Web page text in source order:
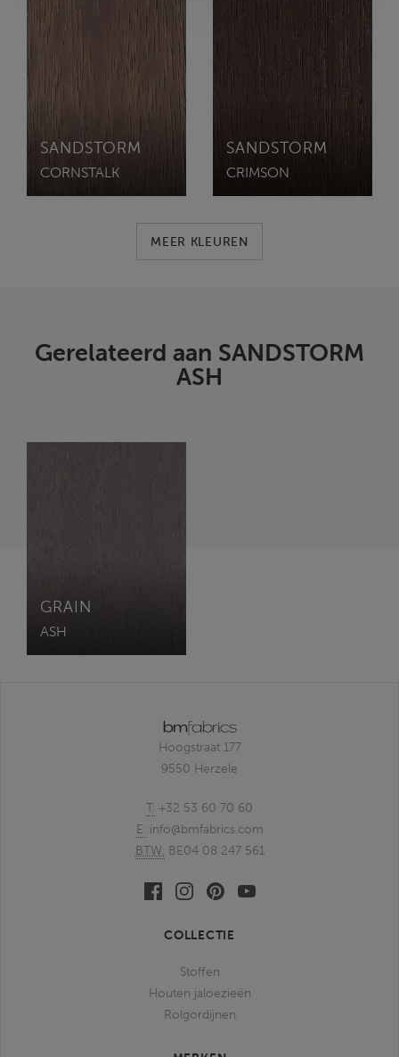
SANDSTORM
CORNSTALK
SANDSTORM
CRIMSON
MEER KLEUREN
Gerelateerd aan SANDSTORM
ASH
GRAIN
ASH
Hoogstraat 177
9550 Herzele
T: +32 53 60 70 60
E: info@bmfabrics.com
BTW: BE04 08 247 561
FacebookLinkedinPinterestYoutube
COLLECTIE
Stoffen
Houten jaloezieën
Rolgordijnen